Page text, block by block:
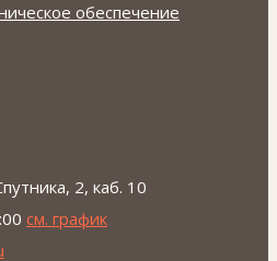
обеспечение
2, каб. 10
см. график